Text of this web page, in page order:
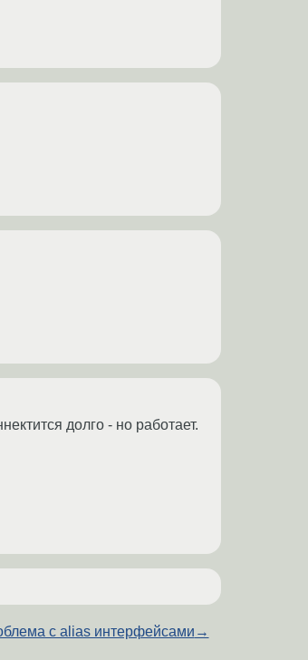
долго - но работает.
с alias интерфейсами →